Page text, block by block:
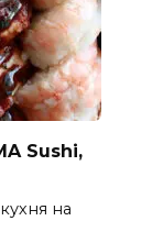
Sushi,
на